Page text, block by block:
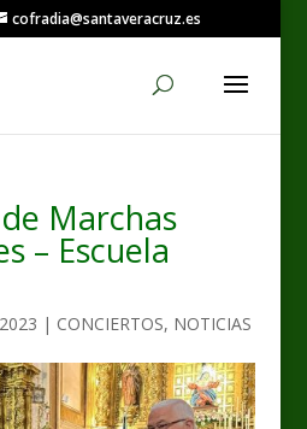
cofradia@santaveracruz.es
Marchas
– Escuela
| CONCIERTOS, NOTICIAS